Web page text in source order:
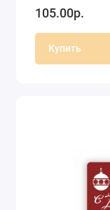
105.00р.
Купить